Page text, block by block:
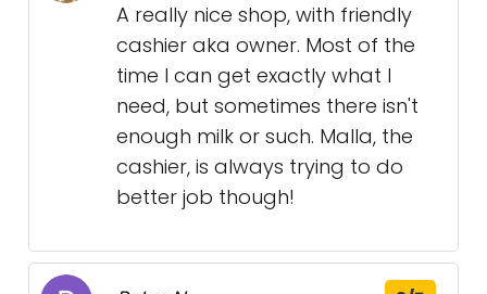
A really nice shop, with friendly
cashier aka owner. Most of the
time I can get exactly what I
need, but sometimes there isn't
enough milk or such. Malla, the
cashier, is always trying to do
better job though!